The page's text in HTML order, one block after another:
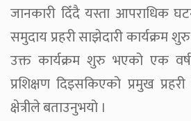
जानकारी दिँदै यस्ता आपराधिक
समुदाय प्रहरी साझेदारी कार्यक्रम
उक्त कार्यक्रम शुरु भएको एक
प्रशिक्षण दिइसकिएको प्रमुख
क्षेत्रीले बताउनुभयो ।